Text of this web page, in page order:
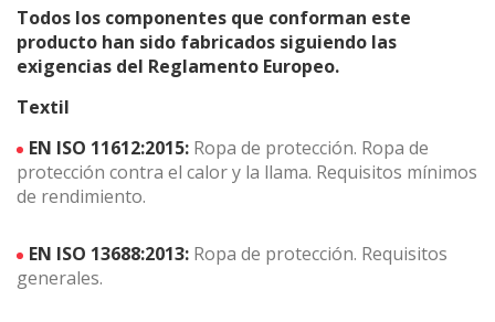
Todos los componentes que conforman este
producto han sido fabricados siguiendo las
exigencias del Reglamento Europeo.
Textil
EN ISO 11612:2015: Ropa de protección. Ropa de
protección contra el calor y la llama. Requisitos mínimos
de rendimiento.
EN ISO 13688:2013: Ropa de protección. Requisitos
generales.